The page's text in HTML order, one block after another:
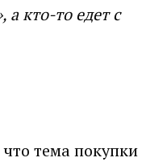
кто-то едет с
тема покупки